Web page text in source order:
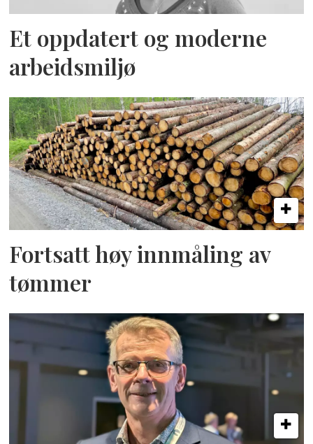
Et oppdatert og moderne
arbeidsmiljø
Fortsatt høy innmåling av
tømmer